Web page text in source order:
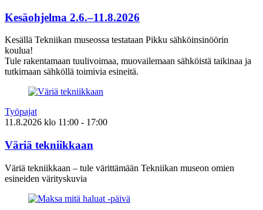
Kesäohjelma 2.6.–11.8.2026
Kesällä Tekniikan museossa testataan Pikku sähköinsinöörin
koulua!
Tule rakentamaan tuulivoimaa, muovailemaan sähköistä taikinaa ja
tutkimaan sähköllä toimivia esineitä.
Työpajat
11.8.2026 klo 11:00 - 17:00
Väriä tekniikkaan
Väriä tekniikkaan – tule värittämään Tekniikan museon omien
esineiden värityskuvia